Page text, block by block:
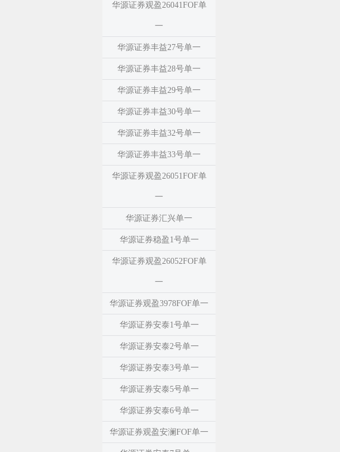
华源证券观盈26041FOF单
一
华源证券丰益27号单一
华源证券丰益28号单一
华源证券丰益29号单一
华源证券丰益30号单一
华源证券丰益32号单一
华源证券丰益33号单一
华源证券观盈26051FOF单
一
华源证券汇兴单一
华源证券稳盈1号单一
华源证券观盈26052FOF单
一
华源证券观盈3978FOF单一
华源证券安泰1号单一
华源证券安泰2号单一
华源证券安泰3号单一
华源证券安泰5号单一
华源证券安泰6号单一
华源证券观盈安澜FOF单一